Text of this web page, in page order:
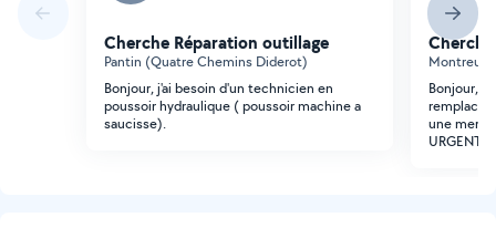
Cherche Réparation outillage
Pantin (Quatre Chemins Diderot)
Bonjour, j'ai besoin d'un technicien en
poussoir hydraulique ( poussoir machine a
saucisse).
Montreuil
Bonjour,
une
URGENT !!!